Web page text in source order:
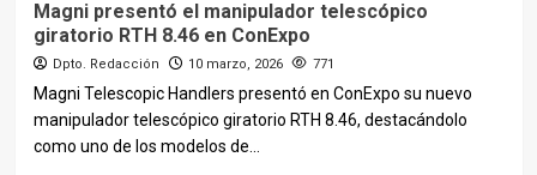
Magni presentó el manipulador telescópico
giratorio RTH 8.46 en ConExpo
Dpto. Redacción 10 marzo, 2026 771
Magni Telescopic Handlers presentó en ConExpo su nuevo
manipulador telescópico giratorio RTH 8.46, destacándolo
como uno de los modelos de...